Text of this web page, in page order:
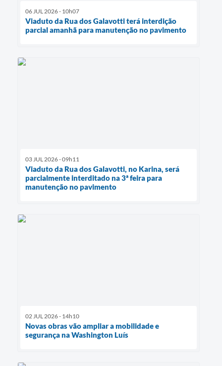
06 JUL 2026 - 10h07
Viaduto da Rua dos Galavotti terá interdição
parcial amanhã para manutenção no pavimento
03 JUL 2026 - 09h11
Viaduto da Rua dos Galavotti, no Karina, será
parcialmente interditado na 3ª feira para
manutenção no pavimento
02 JUL 2026 - 14h10
Novas obras vão ampliar a mobilidade e
segurança na Washington Luís